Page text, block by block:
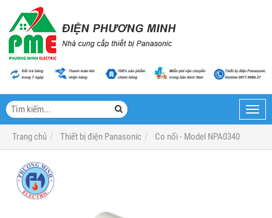
Trang chủ
Thiết bị điện Panasonic Co nối - Model NPA0340